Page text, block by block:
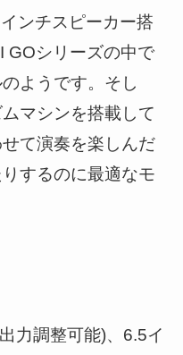
ンチスピーカー搭
GOシリーズの中で
ようです。そし
マシンを搭載して
て演奏を楽しんだ
するのに最適なモ
力調整可能)、6.5イ